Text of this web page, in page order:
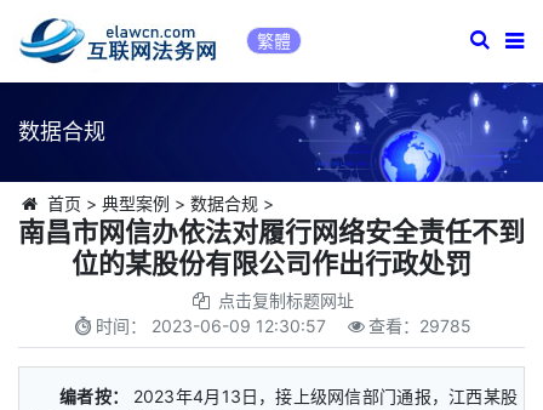
繁體
数据合规
首页 > 典型案例 > 数据合规 >
南昌市网信办依法对履行网络安全责任不到
位的某股份有限公司作出行政处罚
点击复制标题网址
时间： 2023-06-09 12:30:57 查看： 29785
编者按：
2023年4月13日，接上级网信部门通报，江西某股